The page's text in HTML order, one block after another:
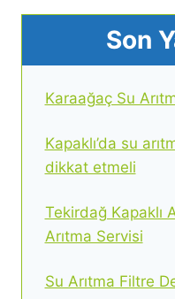
Son
Karaağaç Su
Kapaklı’da su
dikkat etmeli
Tekirdağ Kapaklı
Arıtma Servisi
Su Arıtma Filtre